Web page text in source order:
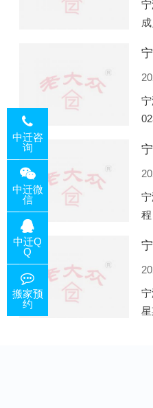
中迁咨
询
中迁微
信
中迁Q
Q
搬家预
约